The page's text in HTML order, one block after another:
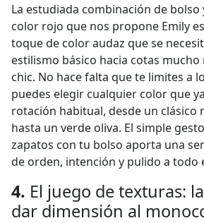
La estudiada combinación de bolso
color rojo que nos propone Emily
toque de color audaz que se
estilismo básico hacia cotas
chic. No hace falta que te limites a
puedes elegir cualquier color que
rotación habitual, desde un clásico
hasta un verde oliva. El simple
zapatos con tu bolso aporta una
de orden, intención y pulido a todo
4. El juego de texturas:
dar dimensión al